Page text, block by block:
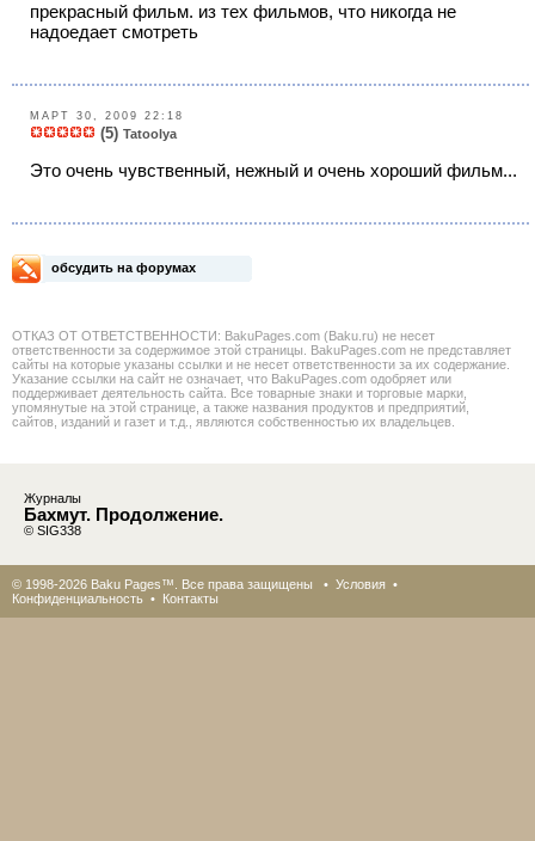
прекрасный фильм. из тех фильмов, что никогда не
надоедает смотреть
МАРТ 30, 2009 22:18
(5) Tatoolya
Это очень чувственный, нежный и очень хороший фильм...
обсудить на форумах
ОТКАЗ ОТ ОТВЕТСТВЕННОСТИ: BakuPages.com (Baku.ru) не несет
ответственности за содержимое этой страницы. BakuPages.com не представляет
сайты на которые указаны ссылки и не несет ответственности за их содержание.
Указание ссылки на сайт не означает, что BakuPages.com одобряет или
поддерживает деятельность сайта. Все товарные знаки и торговые марки,
упомянутые на этой странице, а также названия продуктов и предприятий,
сайтов, изданий и газет и т.д., являются собственностью их владельцев.
Журналы
Бахмут. Продолжение.
© SIG338
© 1998-2026 Baku Pages™. Все права защищены • Условия •
Конфиденциальность • Контакты